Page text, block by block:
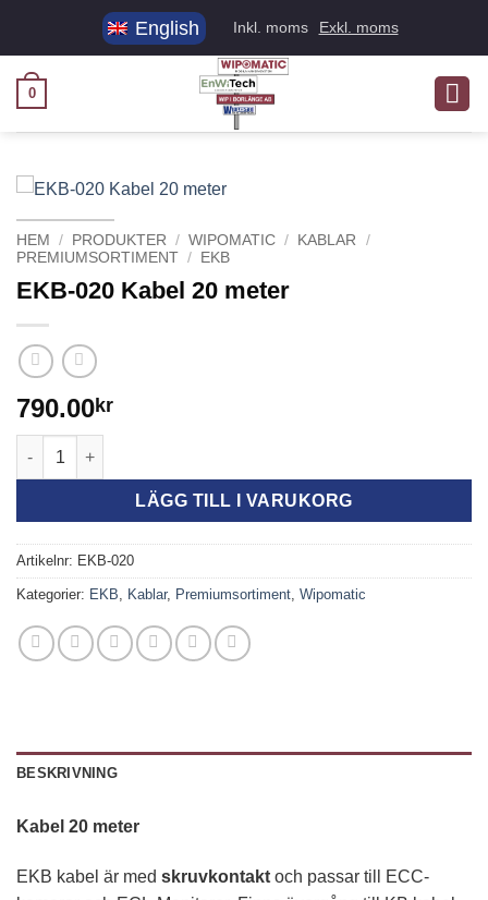
English Inkl. moms Exkl. moms
0
HEM / PRODUKTER / WIPOMATIC / KABLAR /
PREMIUMSORTIMENT / EKB
EKB-020 Kabel 20 meter
790.00kr
EKB-020 Kabel 20 meter mängd
LÄGG TILL I VARUKORG
Artikelnr: EKB-020
Kategorier: EKB, Kablar, Premiumsortiment, Wipomatic
BESKRIVNING
Kabel 20 meter
EKB kabel är med skruvkontakt och passar till ECC-